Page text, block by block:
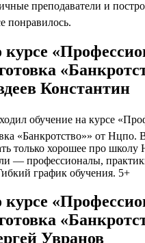
преподаватели и
понравилось.
Константин
обучение на курсе
«Банкротство»» от Нцпо.
только хорошее про
— профессионалы,
график обучения. 5+
Увранов